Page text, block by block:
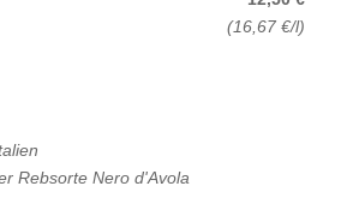
(16,67 €/l)
Rebsorte Nero d'Avola